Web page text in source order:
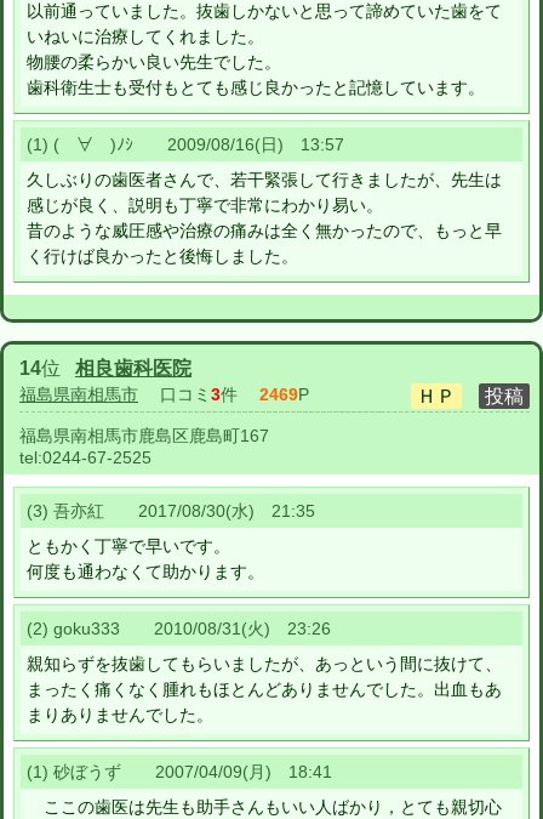
以前通っていました。抜歯しかないと思って諦めていた歯をて
いねいに治療してくれました。
物腰の柔らかい良い先生でした。
歯科衛生士も受付もとても感じ良かったと記憶しています。
(1) (￣∀￣)ﾉｼ 2009/08/16(日) 13:57
久しぶりの歯医者さんで、若干緊張して行きましたが、先生は
感じが良く、説明も丁寧で非常にわかり易い。
昔のような威圧感や治療の痛みは全く無かったので、もっと早
く行けば良かったと後悔しました。
14位 相良歯科医院
福島県南相馬市 口コミ 3件 2469P
福島県南相馬市鹿島区鹿島町167
tel:0244-67-2525
(3) 吾亦紅 2017/08/30(水) 21:35
ともかく丁寧で早いです。
何度も通わなくて助かります。
(2) goku333 2010/08/31(火) 23:26
親知らずを抜歯してもらいましたが、あっという間に抜けて、
まったく痛くなく腫れもほとんどありませんでした。出血もあ
まりありませんでした。
(1) 砂ぼうず 2007/04/09(月) 18:41
ここの歯医は先生も助手さんもいい人ばかり，とても親切心